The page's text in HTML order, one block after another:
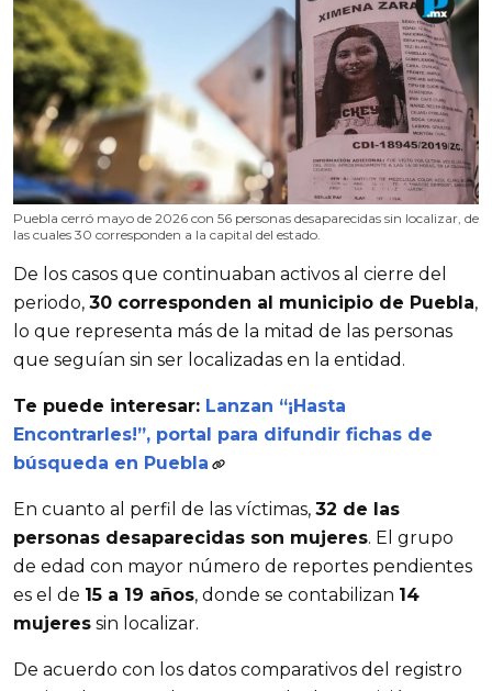
Puebla cerró mayo de 2026 con 56 personas desaparecidas sin localizar, de
las cuales 30 corresponden a la capital del estado.
De los casos que continuaban activos al cierre del
periodo, 30 corresponden al municipio de Puebla,
lo que representa más de la mitad de las personas
que seguían sin ser localizadas en la entidad.
Te puede interesar: Lanzan “¡Hasta
Encontrarles!”, portal para difundir fichas de
búsqueda en Puebla
En cuanto al perfil de las víctimas, 32 de las
personas desaparecidas son mujeres. El grupo
de edad con mayor número de reportes pendientes
es el de 15 a 19 años, donde se contabilizan 14
mujeres sin localizar.
De acuerdo con los datos comparativos del registro